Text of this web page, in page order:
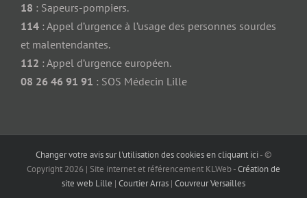
18 : Sapeurs-pompiers.
114 : Appel d’urgence à l’usage des personnes sourdes
et malentendantes.
112 : Appel d’urgence européen.
08 26 46 91 91 : SOS Médecin Lille
Changer votre avis sur l'utilisation des cookies en cliquant ici- ©
Copyright 2026 | Site internet et référencement KLWeb -Création de
site web Lille | Courtier Arras | Couvreur Versailles